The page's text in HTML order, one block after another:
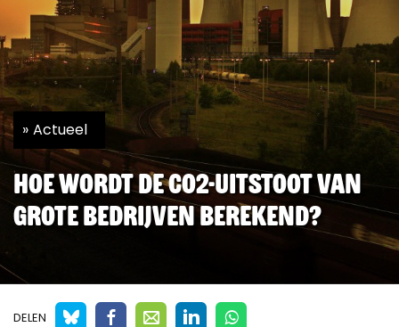
Actueel
Hoe wordt de CO2-uitstoot van
grote bedrijven berekend?
DELEN